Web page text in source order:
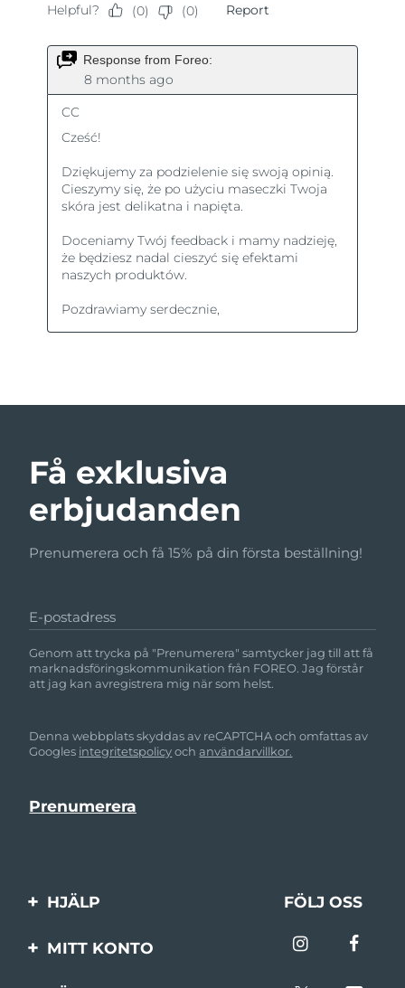
Få exklusiva
erbjudanden
Prenumerera och få 15% på din första beställning!
E-postadress
Genom att trycka på "Prenumerera" samtycker jag till att få
marknadsföringskommunikation från FOREO. Jag förstår
att jag kan avregistrera mig när som helst.
Denna webbplats skyddas av reCAPTCHA och omfattas av
Googles integritetspolicyochanvändarvillkor.
HJÄLP
Kontakta oss
FÖLJ OSS
MITT KONTO
Produktregistrering